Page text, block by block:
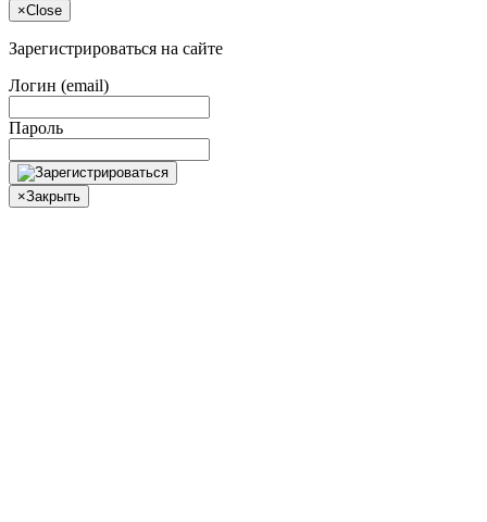
×Close
Зарегистрироваться на сайте
Логин (email)
Пароль
×Закрыть